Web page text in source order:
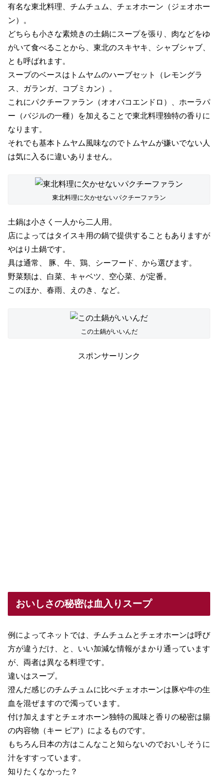
有名な東北料理、チムチュム、チェオホーン（ジェオホー
ン）。
どちらも小さな素焼きの土鍋にスープを張り、肉などをゆ
がいて食べることから、東北のスキヤキ、シャブシャブ、
とも呼ばれます。
スープのベースはトムヤムのハーブセット（レモングラ
ス、ガランガ、コブミカン）。
これにパクチーファラン（オオバコエンドロ）、ホーラパ
ー（バジルの一種）を加えることで東北料理独特の香りに
なります。
それでも基本トムヤム風味なのでトムヤムが嫌いでない人
は気に入るに違いありません。
東北料理に欠かせないパクチーファラン
土鍋は小さく一人から二人用。
店によってはタイスキ用の鍋で提供することもありますが
やはり土鍋です。
具は通常、 豚、牛、鶏、シーフード、から選びます。
野菜類は、白菜、キャベツ、空心菜、が定番。
このほか、春雨、えのき、など。
この土鍋がいいんだ
スポンサーリンク
おいしさの秘密は血入りスープ
例によってネットでは、チムチュムとチェオホーンは呼び
方が違うだけ、と、いい加減な情報がまかり通っています
が、両者は異なる料理です。
違いはスープ。
澄んだ感じのチムチュムに比べチェオホーンは豚や牛の生
血を混ぜますので濁っています。
付け加えますとチェオホーン独特の風味と香りの秘密は腸
の内容物（キー ピア）によるものです。
もちろん日本の方はこんなこと知らないのでおいしそうに
汁をすすっています。
知りたくなかった？